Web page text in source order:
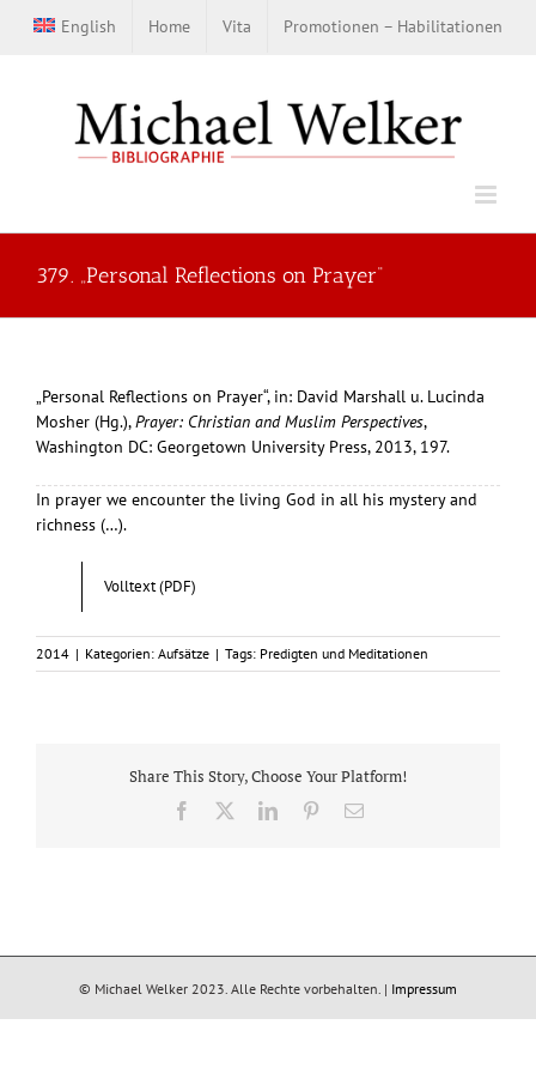
Inhalt
English Home Vita Promotionen – Habilitationen
379. „Personal Reflections on Prayer“
„Personal Reflections on Prayer“, in: David Marshall u. Lucinda
Mosher (Hg.),Prayer: Christian and Muslim Perspectives,
Washington DC: Georgetown University Press, 2013, 197.
In prayer we encounter the living God in all his mystery and
richness (…).
Volltext (PDF)
2014 | Kategorien: Aufsätze | Tags: Predigten und Meditationen
Share This Story, Choose Your Platform!
Facebook LinkedInPinterest
E-
© Michael Welker 2023. Alle Rechte vorbehalten. | Impressum